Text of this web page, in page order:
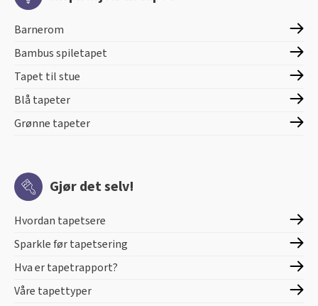
Barnerom
Bambus spiletapet
Tapet til stue
Blå tapeter
Grønne tapeter
Gjør det selv!
Hvordan tapetsere
Sparkle før tapetsering
Hva er tapetrapport?
Våre tapettyper